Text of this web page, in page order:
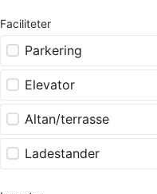
Faciliteter
Parkering
Elevator
Altan/terrasse
Ladestander